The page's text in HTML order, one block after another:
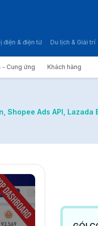
- Cung ứng Khách hàng
điện & điện tử Du lịch & Giải trí
Ads API, Lazada